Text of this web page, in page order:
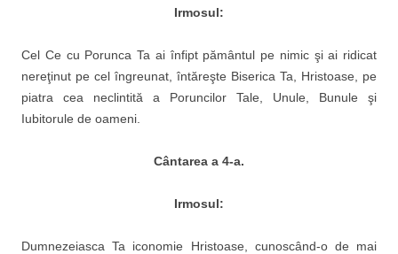
Irmosul:
Cel Ce cu Porunca Ta ai înfipt pământul pe nimic şi ai ridicat
nereţinut pe cel îngreunat, întăreşte Biserica Ta, Hristoase, pe
piatra cea neclintită a Poruncilor Tale, Unule, Bunule şi
Iubitorule de oameni.
Cântarea a 4-a.
Irmosul:
Dumnezeiasca Ta iconomie Hristoase, cunoscând-o de mai